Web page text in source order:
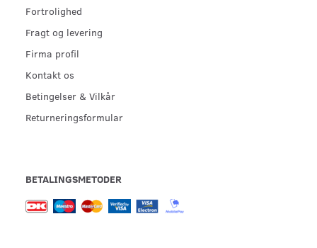
Fortrolighed
Fragt og levering
Firma profil
Kontakt os
Betingelser & Vilkår
Returneringsformular
BETALINGSMETODER